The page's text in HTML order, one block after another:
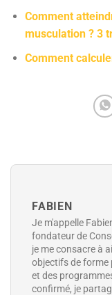
Comment
musculation ? 3
Comment
FABIEN
Je m'appelle
fondateur de
je me consacre à
objectifs de forme
et des
confirmé, je